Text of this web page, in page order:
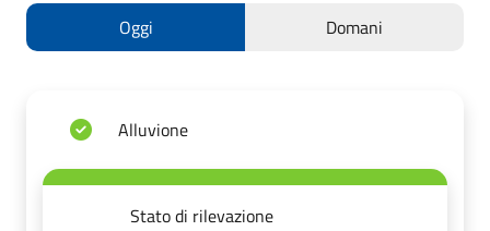
Oggi Domani
Alluvione
Stato di rilevazione